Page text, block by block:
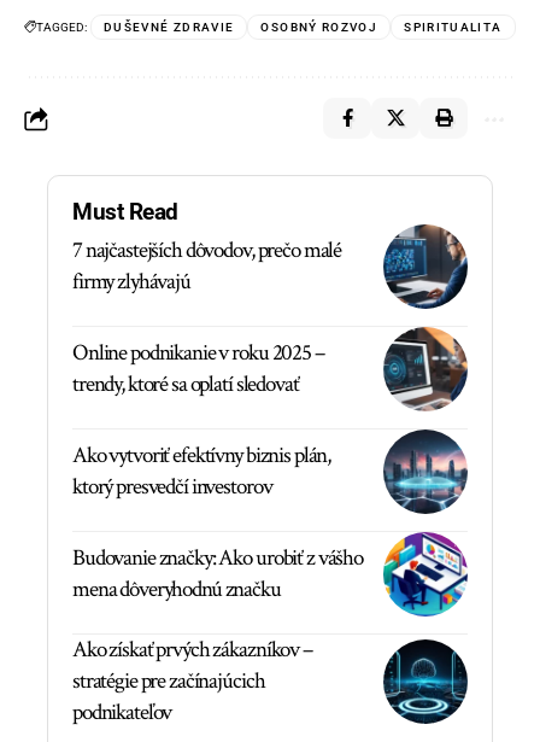
TAGGED: DUŠEVNÉ ZDRAVIE OSOBNÝ ROZVOJ SPIRITUALITA
Must Read
7 najčastejších dôvodov, prečo malé
firmy zlyhávajú
Online podnikanie v roku 2025 –
trendy, ktoré sa oplatí sledovať
Ako vytvoriť efektívny biznis plán,
ktorý presvedčí investorov
Budovanie značky: Ako urobiť z vášho
mena dôveryhodnú značku
Ako získať prvých zákazníkov –
stratégie pre začínajúcich
podnikateľov